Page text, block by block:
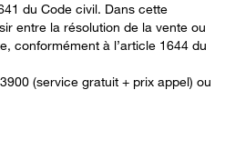
du Code civil. Dans cette
entre la résolution de la vente ou
conformément à l’article 1644 du
(service gratuit + prix appel) ou